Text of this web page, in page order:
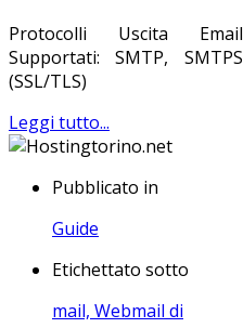
Protocolli Uscita Email
Supportati: SMTP, SMTPS
(SSL/TLS)
Leggi tutto...
Pubblicato in
Guide
Etichettato sotto
mail, Webmail di